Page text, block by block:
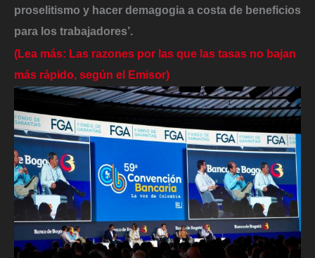
proselitismo y hacer demagogia a costa de beneficios
para los trabajadores’.
(Lea más: Las razones por las que las tasas no bajan
más rápido, según el Emisor)